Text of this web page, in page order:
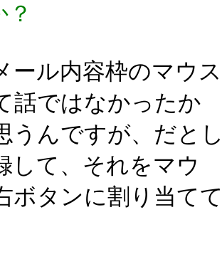
？
ル内容枠のマウ
話ではなかったか
うんですが、だと
して、それをマウ
ボタンに割り当て